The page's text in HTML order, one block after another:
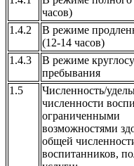
часов)
1.4.2
В режиме
(12-14 часов)
1.4.3
В режиме
пребывания
1.5
Численность/
численности
ограниченными
возможностями
общей
воспитанников,